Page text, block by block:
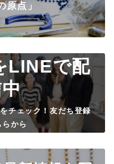
原点」
LINEで配
チェック！友だち登録
らから